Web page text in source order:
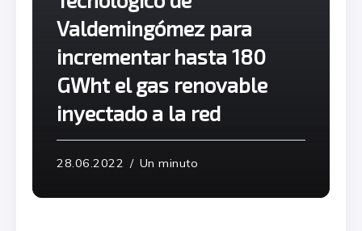
Valdemingómez para
incrementar hasta 180
GWht el gas renovable
inyectado a la red
28.06.2022 Un minuto